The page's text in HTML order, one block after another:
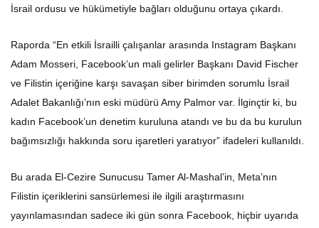
İsrail ordusu ve hükümetiyle bağları olduğunu ortaya çıkardı.
Raporda “En etkili İsrailli çalışanlar arasında Instagram Başkanı
Adam Mosseri, Facebook’un mali gelirler Başkanı David Fischer
ve Filistin içeriğine karşı savaşan siber birimden sorumlu İsrail
Adalet Bakanlığı’nın eski müdürü Amy Palmor var. İlginçtir ki, bu
kadın Facebook’un denetim kuruluna atandı ve bu da bu kurulun
bağımsızlığı hakkında soru işaretleri yaratıyor” ifadeleri kullanıldı.
Bu arada El-Cezire Sunucusu Tamer Al-Mashal’in, Meta’nın
Filistin içeriklerini sansürlemesi ile ilgili araştırmasını
yayınlamasından sadece iki gün sonra Facebook, hiçbir uyarıda